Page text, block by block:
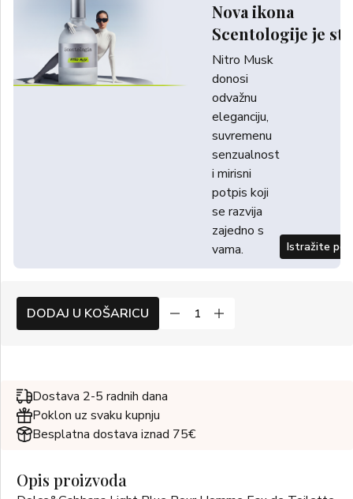
Nova ikona
Scentologije je
Nitro Musk
donosi
odvažnu
eleganciju,
suvremenu
senzualnost
i mirisni
potpis koji
se razvija
zajedno s
vama.
Istražite
DODAJ U KOŠARICU
Dostava 2-5 radnih dana
Poklon uz svaku kupnju
Besplatna dostava iznad 75€
Opis proizvoda